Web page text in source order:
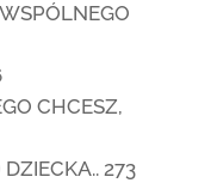
CHCESZ,
273